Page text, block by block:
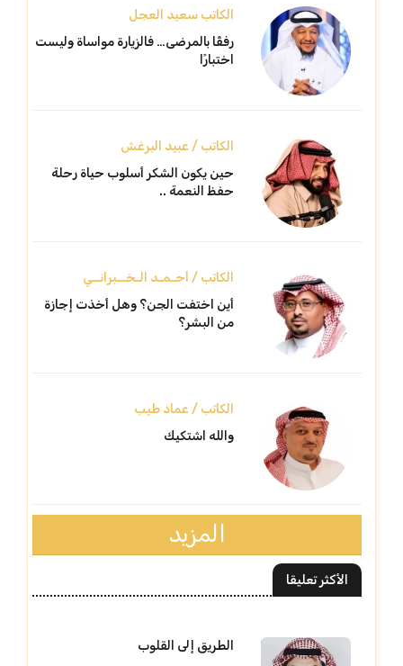
الكاتب سعيد العجل
رفقًا بالمرضى… فالزيارة مواساة وليست
اختبارًا
الكاتب / عبيد البرغش
حين يكون الشكر أسلوب حياة رحلة
حفظ النعمة ..
الكاتب / أحـمـد الـخــبرانــي
أين اختفت الجن؟ وهل أخذت إجازة
من البشر؟
الكاتب / عماد طيب
والله اشتكيك
المزيد
الأكثر تعليقا
الطريق إلى القلوب